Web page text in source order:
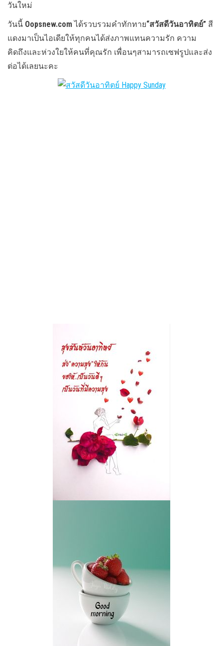
วันใหม่
วันนี้ Oopsnew.comได้รวบรวมคำทักทาย“สวัสดีวันอาทิตย์” สี
แดงมาเป็นไอเดียให้ทุกคนได้ส่งภาพแทนความรัก ความ
คิดถึงและห่วงใยให้คนที่คุณรัก เพื่อนๆสามารถเซฟรูปและส่ง
ต่อได้เลยนะคะ